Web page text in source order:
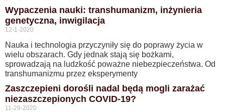
Wypaczenia nauki: transhumanizm, inżynieria
genetyczna, inwigilacja
12-1-2020
Nauka i technologia przyczyniły się do poprawy życia w
wielu obszarach. Gdy jednak stają się bożkami,
sprowadzają na ludzkość poważne niebezpieczeństwa. Od
transhumanizmu przez eksperymenty
Zaszczepieni dorośli nadal będą mogli zarażać
niezaszczepionych COVID-19?
11-29-2020